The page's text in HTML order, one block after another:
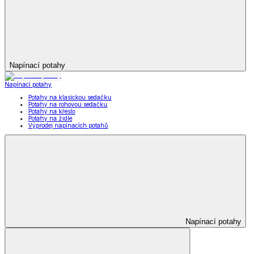
Napínací potahy
Napínací potahy
Potahy na klasickou sedačku
Potahy na rohovou sedačku
Potahy na křeslo
Potahy na židle
Výprodej napínacích potahů
Napínací potahy